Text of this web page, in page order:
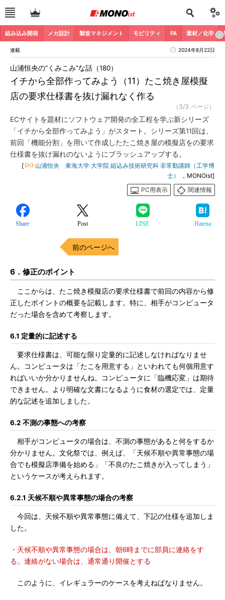
組み込み開発 メカ設計 製造マネジメント モビリティ FA 素材／化学
連載 2024年8月22日
イチから全部作ってみよう（11）たこ焼き屋模擬
店の要求仕様書を抜け漏れなく作る
山浦恒央の“くみこみ”な話（180）
（3/3 ページ）
ECサイトを題材にソフトウェア開発の全工程を学ぶ新シリーズ
「イチから全部作ってみよう」がスタート。シリーズ第11回は、
前回「機能分割」を用いて作成したたこ焼き屋の模擬店をの要求
仕様書を抜け漏れのないようにブラッシュアップする。
[
山浦恒央 東海大学 大学院 組込み技術研究科 非常勤講師（工学博
士）
，MONOist]
PC用表示
関連情報
Share Post LINE Hatena
前のページへ
6．修正のポイント
ここからは、たこ焼き模擬店の要求仕様書で前回の内容から修
正したポイントの概要を記載します。特に、相手がコンピュータ
だった場合を含めて考察します。
6.1 定量的に記述する
要求仕様書は、可能な限り定量的に記述しなければなりませ
ん。コンピュータは「たこを用意する」といわれても何個用意す
ればいいか分かりませんね。コンピュータに「臨機応変」は期待
できません。より明確な文書になるように食材の選定では、定量
的な記述を追加しました。
6.2 不測の事態への考察
相手がコンピュータの場合は、不測の事態があると何をするか
分かりません。文化祭では、例えば、「天候不順や異常事態の場
合でも模擬店準備を始める」「不良のたこ焼きが入ってしまう」
というケースが考えられます。
6.2.1 天候不順や異常事態の場合の考察
今回は、天候不順や異常事態に備えて、下記の仕様を追加しま
した。
・天候不順や異常事態の場合は、朝6時までに部員に連絡をす
る。連絡がない場合は、通常通り開催とする
このように、イレギュラーのケースを考えねばなりません。